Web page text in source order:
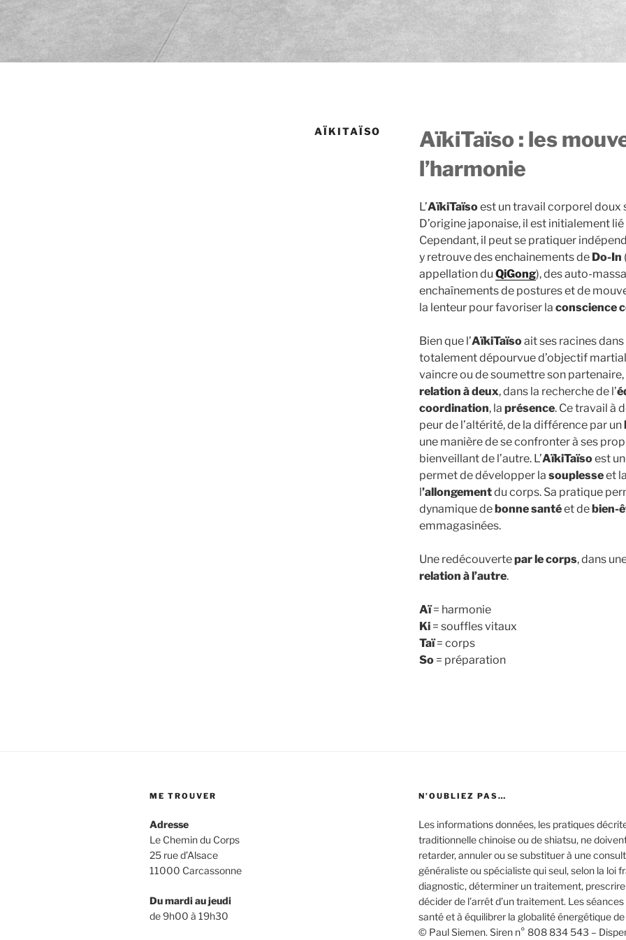
AÏKITAÏSO
AïkiTaïso : les
l’harmonie
L’AïkiTaïsoest un travail corporel doux
D’origine japonaise, il est initialement lié
Cependant, il peut se pratiquer
y retrouve des enchainements de Do-In
appellation du QiGong), des auto-
enchaînements de postures et de
la lenteur pour favoriser la conscience
Bien que l’AïkiTaïsoait ses racines
totalement dépourvue d’objectif
vaincre ou de soumettre son
relation à deux, dans la recherche de l’
coordination, la présence. Ce travail à
peur de l’altérité, de la différence par un
une manière de se confronter à ses
bienveillant de l’autre. L’AïkiTaïsoest
permet de développer la souplesseet
l’allongementdu corps. Sa pratique
dynamique de bonne santéet de bien-
emmagasinées.
Une redécouvertepar le corps, dans
relation à l’autre.
Aï= harmonie
Ki= souffles vitaux
Taï= corps
So= préparation
ME TROUVER
Adresse
Le Chemin du Corps
25 rue d’Alsace
11000 Carcassonne
Du mardi au jeudi
de 9h00 à 19h30
N’OUBLIEZ PAS…
Les informations données, les pratiques
traditionnelle chinoise ou de shiatsu, ne
retarder, annuler ou se substituer à une
généraliste ou spécialiste qui seul, selon la loi
diagnostic, déterminer un traitement,
décider de l’arrêt d’un traitement. Les
santé et à équilibrer la globalité énergétique
© Paul Siemen. Siren n° 808 834 543 –